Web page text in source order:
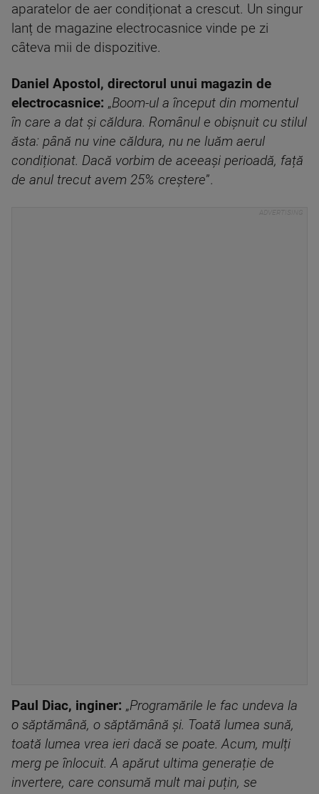
aparatelor de aer condiționat a crescut. Un singur
lanț de magazine electrocasnice vinde pe zi
câteva mii de dispozitive.
Daniel Apostol, directorul unui magazin de
electrocasnice: „Boom-ul a început din momentul
în care a dat și căldura. Românul e obișnuit cu stilul
ăsta: până nu vine căldura, nu ne luăm aerul
condiționat. Dacă vorbim de aceeași perioadă, față
de anul trecut avem 25% creștere”.
Paul Diac, inginer: „Programările le fac undeva la
o săptămână, o săptămână și. Toată lumea sună,
toată lumea vrea ieri dacă se poate. Acum, mulți
merg pe înlocuit. A apărut ultima generație de
invertere, care consumă mult mai puțin, se